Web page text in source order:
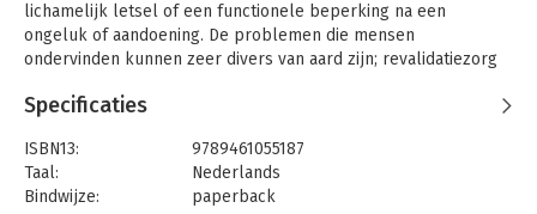
lichamelijk letsel of een functionele beperking na een
ongeluk of aandoening. De problemen die mensen
ondervinden kunnen zeer divers van aard zijn; revalidatiezorg
van het revalidatieteam is de revalidatiepsycholoog.De
rap tempo veranderd. Hoog tijd voor een nieuw Handboek
revalidatiepsychologie. Alle auteurs zijn betrokken bij de
revalidatiepraktijk en/of het wetenschappelijk onderzoek met
Specificaties
ISBN13:
9789461055187
Taal:
Nederlands
Bindwijze:
paperback